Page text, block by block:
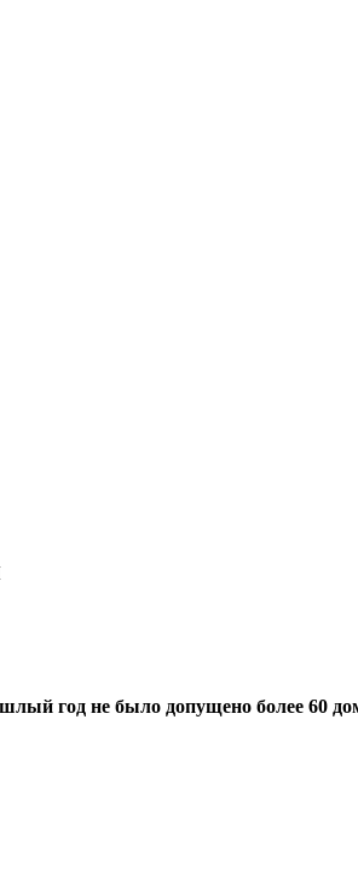
год не было допущено более 60